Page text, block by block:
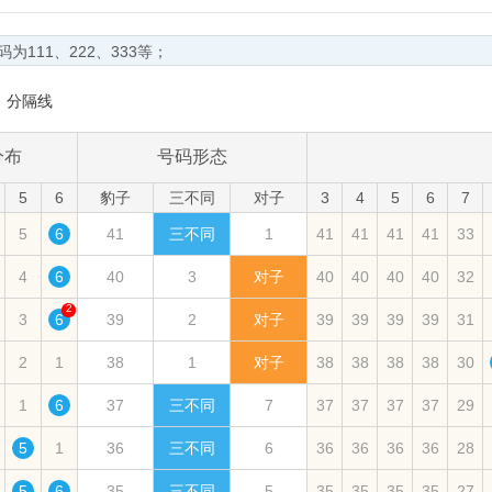
为111、222、333等；
为136、624等。
。
。
遗漏＝统计期内的总遗漏数/(出现次数+1)）。
。
。
分隔线
布 号码形态
5 6 豹子 三不同 对子 3 4 5 6 7
5 6 41 三不同 1 41 41 41 41 33
4 6 40 3 对子 40 40 40 40 32
3 6
2
39 2 对子 39 39 39 39 31
2 1 38 1 对子 38 38 38 38 30
1 6 37 三不同 7 37 37 37 37 29
5 1 36 三不同 6 36 36 36 36 28